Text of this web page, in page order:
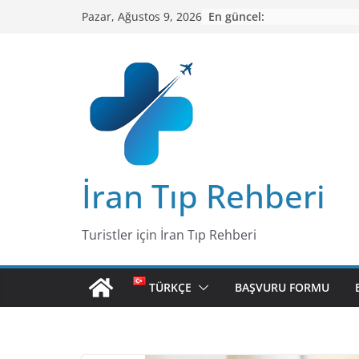
Pazar, Ağustos 9, 2026 En güncel:
İran Tıp Rehberi
Turistler için İran Tıp Rehberi
TÜRKÇE BAŞVURU FORMU